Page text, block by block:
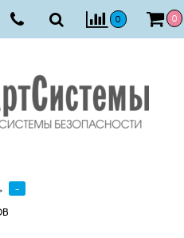
0 0
-